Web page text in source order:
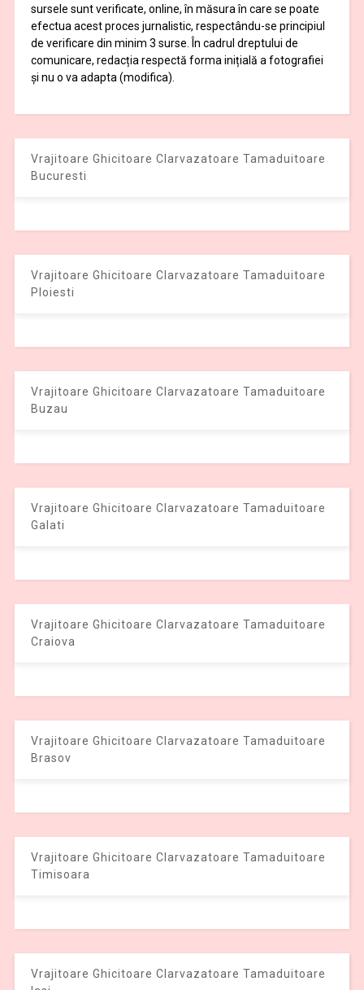
sursele sunt verificate, online, în măsura în care se poate
efectua acest proces jurnalistic, respectându-se principiul
de verificare din minim 3 surse. În cadrul dreptului de
comunicare, redacția respectă forma inițială a fotografiei
și nu o va adapta (modifica).
Vrajitoare Ghicitoare Clarvazatoare Tamaduitoare
Bucuresti
Vrajitoare Ghicitoare Clarvazatoare Tamaduitoare
Ploiesti
Vrajitoare Ghicitoare Clarvazatoare Tamaduitoare
Buzau
Vrajitoare Ghicitoare Clarvazatoare Tamaduitoare
Galati
Vrajitoare Ghicitoare Clarvazatoare Tamaduitoare
Craiova
Vrajitoare Ghicitoare Clarvazatoare Tamaduitoare
Brasov
Vrajitoare Ghicitoare Clarvazatoare Tamaduitoare
Timisoara
Vrajitoare Ghicitoare Clarvazatoare Tamaduitoare